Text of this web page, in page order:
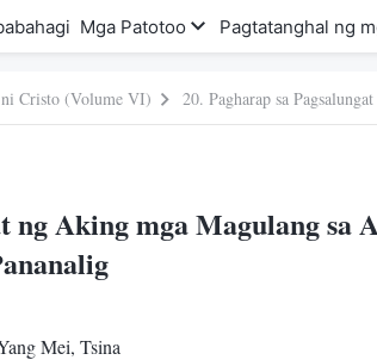
Mga Patotoo Pagtatanghal ng
ni Cristo (Volume VI)
ng Aking mga Magulang sa
Mei, Tsina